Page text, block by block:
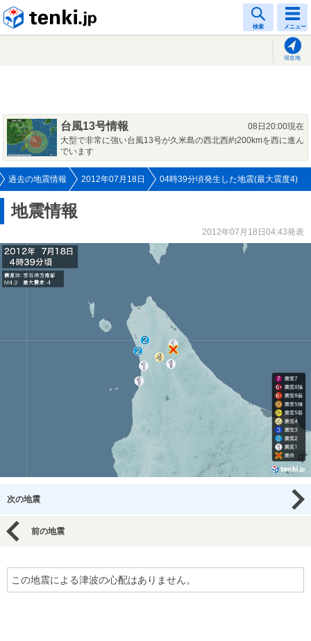
検索 メニュー
現在地
台風13号情報
08日20:00現在
大型で非常に強い台風13号が久米島の西北西約200kmを西に進ん
でいます
過去の地震情報 2012年07月18日 04時39分頃発生した地震(最大震度4)
地震情報
2012年07月18日04:43発表
次の地震
前の地震
この地震による津波の心配はありません。